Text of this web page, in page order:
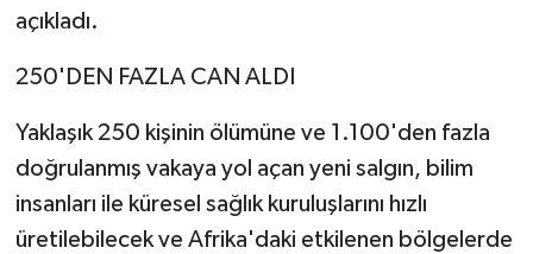
açıkladı.
250'DEN FAZLA CAN ALDI
Yaklaşık 250 kişinin ölümüne ve 1.100'den fazla
doğrulanmış vakaya yol açan yeni salgın, bilim
insanları ile küresel sağlık kuruluşlarını hızlı
üretilebilecek ve Afrika'daki etkilenen bölgelerde